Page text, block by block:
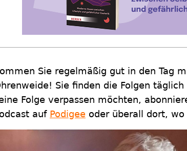
Sie regelmäßig gut in den Tag
Sie finden die Folgen
Folge verpassen möchten,
auf Podigee oder überall dort, wo